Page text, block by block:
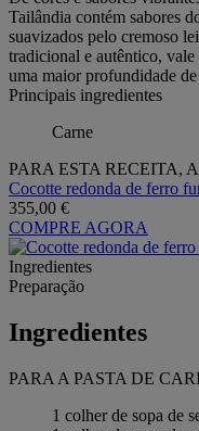
Tailândia contém sabores
suavizados pelo cremoso
tradicional e autêntico, vale
uma maior profundidade de
Principais ingredientes
Carne
PARA ESTA RECEITA,
Cocotte redonda de ferro
355,00 €
COMPRE AGORA
Ingredientes
Preparação
Ingredientes
PARA A PASTA DE
1 colher de sopa de